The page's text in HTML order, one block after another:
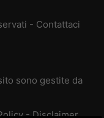
- Contattaci
sono gestite da
- Disclaimer